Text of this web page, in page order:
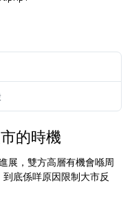
的時機
展，雙方高層有機會喺周
底係咩原因限制大市反